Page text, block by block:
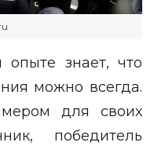
знает, что
можно всегда.
для своих
победитель